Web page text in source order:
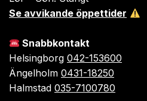
Se avvikande öppettider
Snabbkontakt
Helsingborg 042-153600
Ängelholm 0431-18250
Halmstad 035-7100780